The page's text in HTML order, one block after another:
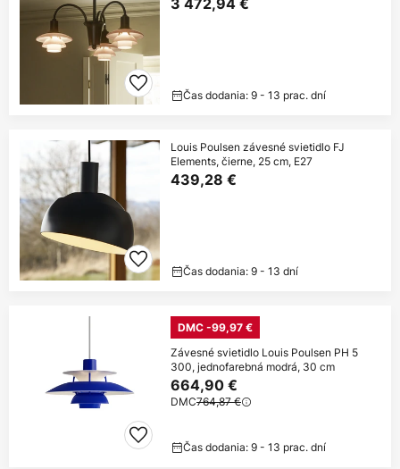
3 472,94 €
Čas dodania: 9 - 13 prac. dní
Louis Poulsen závesné svietidlo FJ
Elements, čierne, 25 cm, E27
439,28 €
Čas dodania: 9 - 13 dní
DMC -99,97 €
Závesné svietidlo Louis Poulsen PH 5
300, jednofarebná modrá, 30 cm
664,90 €
DMC764,87 €
Čas dodania: 9 - 13 prac. dní